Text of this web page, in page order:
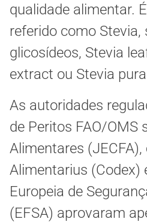
qualidade alimentar.
referido como Stevia,
glicosídeos, Stevia
extract ou Stevia
As autoridades
de Peritos FAO/OMS
Alimentares (JECFA),
Alimentarius (Codex)
Europeia de
(EFSA) aprovaram